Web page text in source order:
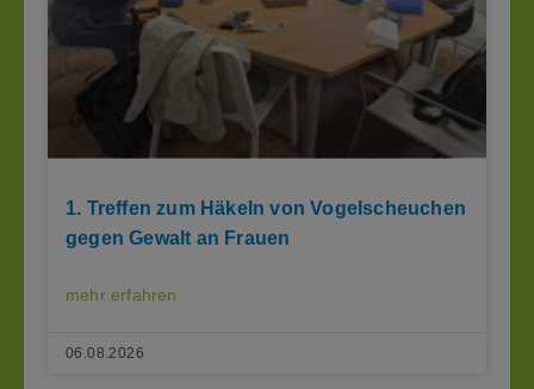
1. Treffen zum Häkeln von Vogelscheuchen
gegen Gewalt an Frauen
mehr erfahren
06.08.2026